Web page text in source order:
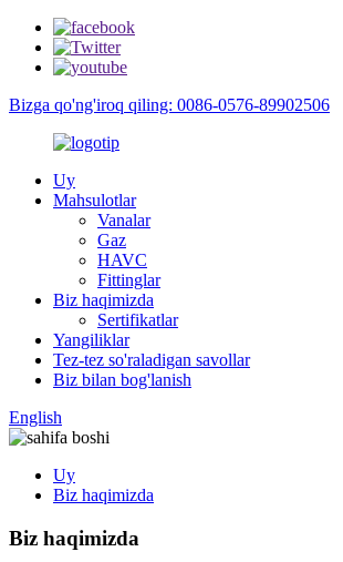
Bizga qo'ng'iroq qiling: 0086-0576-89902506
Uy
Mahsulotlar
Vanalar
Gaz
HAVC
Fittinglar
Biz haqimizda
Sertifikatlar
Yangiliklar
Tez-tez so'raladigan savollar
Biz bilan bog'lanish
English
Uy
Biz haqimizda
Biz haqimizda